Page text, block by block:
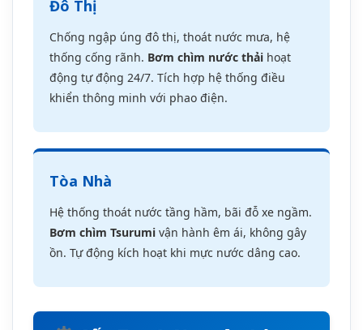
Bơm chìm Tsurumi
ồn. Tự động kích hoạt khi mực nước dâng cao.
Cấu Tạo & Nguyên Lý
Hoạt Động
Các Bộ Phận Chính
Động cơ điện:
2.2Kw, 3 pha, cách điện
lớp F, bảo vệ IP68. Động cơ được thiết
kế với cuộn dây đồng nguyên chất